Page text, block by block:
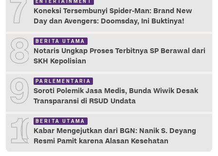
7 ENTERTAINMENT
Koneksi Tersembunyi Spider-Man: Brand New
Day dan Avengers: Doomsday, Ini Buktinya!
8 BERITA UTAMA
Notaris Ungkap Proses Terbitnya SP Berawal dari
SKH Kepolisian
9 PARLEMENTARIA
Soroti Polemik Jasa Medis, Bunda Wiwik Desak
Transparansi di RSUD Undata
10 BERITA UTAMA
Kabar Mengejutkan dari BGN: Nanik S. Deyang
Resmi Pamit karena Alasan Kesehatan